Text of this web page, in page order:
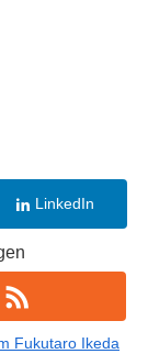
LinkedIn
Fukutaro Ikeda